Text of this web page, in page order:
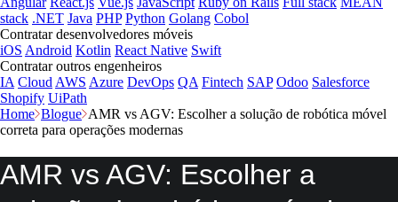
stack .NET Java PHP Python Golang Cobol
Contratar desenvolvedores móveis
iOS Android Kotlin React Native Swift
Contratar outros engenheiros
IA Cloud AWS Azure DevOps QA Fintech SAP Odoo Salesforce
Shopify UiPath
Home Blogue AMR vs AGV: Escolher a solução de robótica móvel
correta para operações modernas
AMR vs AGV: Escolher a